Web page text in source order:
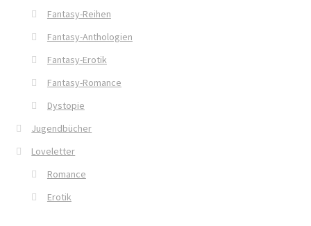
Mordsfreundin
Shop
Spiel mit mir
Fantasy-Reihen
Fantasy-Anthologien
Fantasy-Erotik
Fantasy-Romance
Dystopie
Jugendbücher
Loveletter
Romance
Erotik